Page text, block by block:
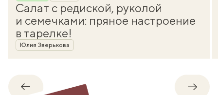
Салат с редиской, руколой
и семечками: пряное настроение
в тарелке!
Автор
Юлия Зверькова
Обратно